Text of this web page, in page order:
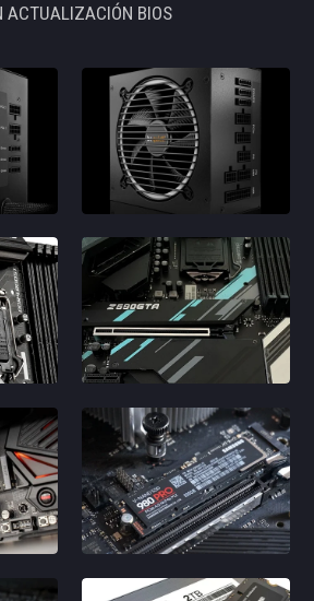
ACTUALIZACIÓN BIOS